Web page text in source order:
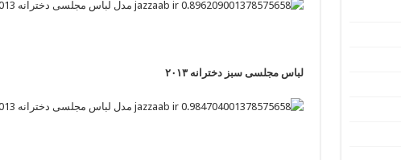
لباس مجلسی سبز دخترانه ۲۰۱۳